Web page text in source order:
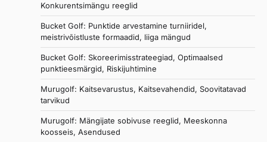
Konkurentsimängu reeglid
Bucket Golf: Punktide arvestamine turniiridel,
meistrivõistluste formaadid, liiga mängud
Bucket Golf: Skoreerimisstrateegiad, Optimaalsed
punktieesmärgid, Riskijuhtimine
Murugolf: Kaitsevarustus, Kaitsevahendid, Soovitatavad
tarvikud
Murugolf: Mängijate sobivuse reeglid, Meeskonna
koosseis, Asendused